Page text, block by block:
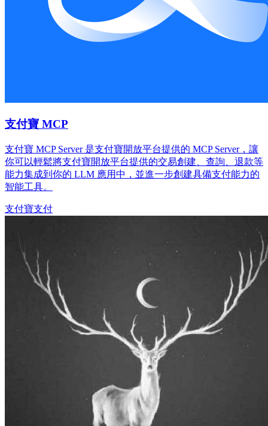
支付寶 MCP
支付寶 MCP Server 是支付寶開放平台提供的 MCP Server，讓
你可以輕鬆將支付寶開放平台提供的交易創建、查詢、退款等
能力集成到你的 LLM 應用中，並進一步創建具備支付能力的
智能工具。
支付寶支付